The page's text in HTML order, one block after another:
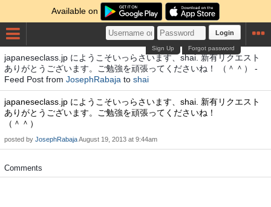
Available on
Login
Forgot password
Sign Up
japaneseclass.jp にようこそいっらさいます、shai. 新有リクエスト
ありがとうございます。ご勉強を頑張ってくださいね！ （＾＾） -
Feed Post from JosephRabaja to shai
japaneseclass.jp にようこそいっらさいます、shai. 新有リクエスト
ありがとうございます。ご勉強を頑張ってくださいね！
（＾＾）
posted by JosephRabajaAugust 19, 2013 at 9:44am
Comments